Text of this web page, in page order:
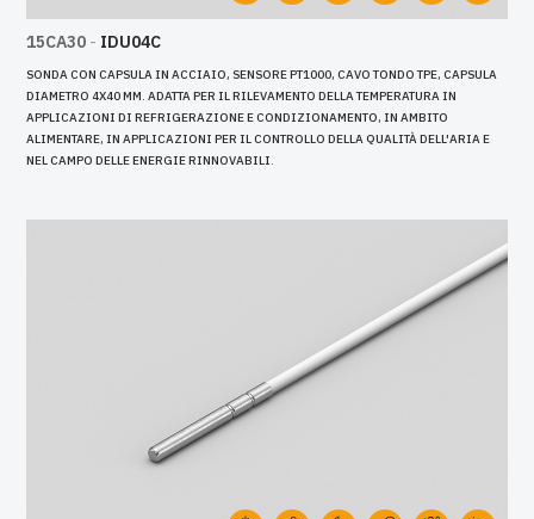
15CA30 - IDU04C
SONDA CON CAPSULA IN ACCIAIO, SENSORE PT1000, CAVO TONDO TPE, CAPSULA
DIAMETRO 4X40 MM. ADATTA PER IL RILEVAMENTO DELLA TEMPERATURA IN
APPLICAZIONI DI REFRIGERAZIONE E CONDIZIONAMENTO, IN AMBITO
ALIMENTARE, IN APPLICAZIONI PER IL CONTROLLO DELLA QUALITÀ DELL'ARIA E
NEL CAMPO DELLE ENERGIE RINNOVABILI.